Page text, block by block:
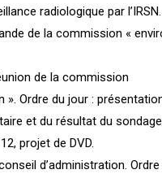
radiologique par
de la commission «
de la commission
». Ordre du jour :
et du résultat du
projet de DVD.
d’administration.